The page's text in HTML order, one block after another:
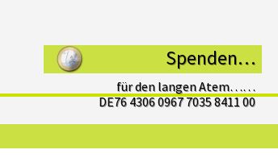
Spenden…
für den langen Atem……
DE76 4306 0967 7035 8411 00